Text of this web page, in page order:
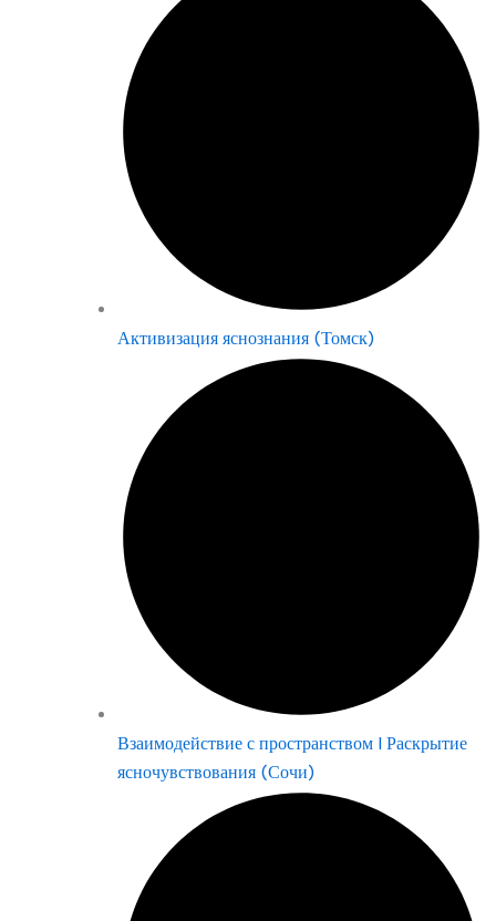
Активизация яснознания (Томск)
Взаимодействие с пространством | Раскрытие
ясночувствования (Сочи)